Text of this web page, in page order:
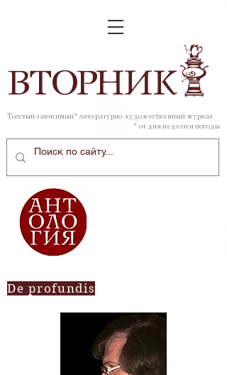
ВТОРНИК
Толстый зависимый* литературно-художественный журнал
* от дня недели и погоды
De profundis